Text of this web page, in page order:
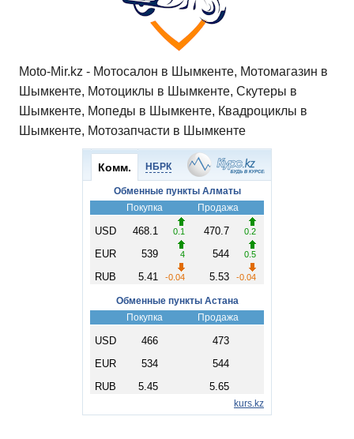
Moto-Mir.kz - Мотосалон в Шымкенте, Мотомагазин в
Шымкенте, Мотоциклы в Шымкенте, Скутеры в
Шымкенте, Мопеды в Шымкенте, Квадроциклы в
Шымкенте, Мотозапчасти в Шымкенте